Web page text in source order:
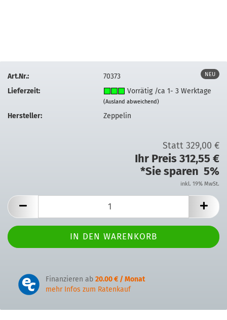
NEU
Art.Nr.:
70373
Lieferzeit:
Vorrätig /ca 1- 3 Werktage
(Ausland abweichend)
Hersteller: Zeppelin
Statt 329,00 €
Ihr Preis 312,55 €
*Sie sparen 5%
inkl. 19% MwSt.
Finanzieren ab 20.00 € / Monat
mehr Infos zum Ratenkauf